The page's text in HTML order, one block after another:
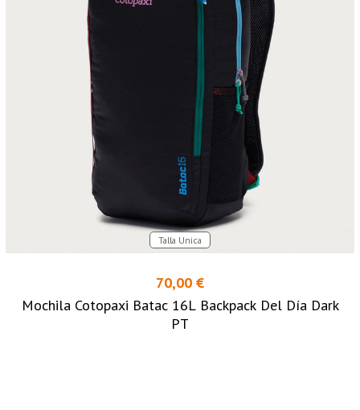
Talla Unica
70,00 €
Mochila Cotopaxi Batac 16L Backpack Del Día Dark
PT